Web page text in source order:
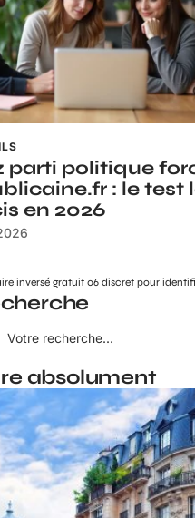
parti politique
: le test
en 2026
absolument